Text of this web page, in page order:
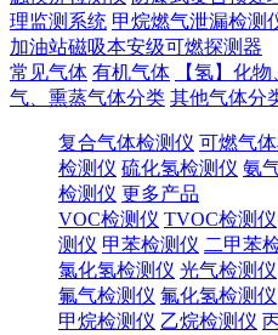
理监测系统 甲烷燃气泄漏检测
加油站磁吸本安级可燃探测器
常见气体 有机气体 【氢】化
气、熏蒸气体分类 其他气体分
复合气体检测仪 可燃气
检测仪 硫化氢检测仪 氨
检测仪 更多产品
VOC检测仪 TVOC检测仪
测仪 甲苯检测仪 二甲苯
氯化氢检测仪 光气检测仪
氟气检测仪 氟化氢检测仪
甲烷检测仪 乙烷检测仪